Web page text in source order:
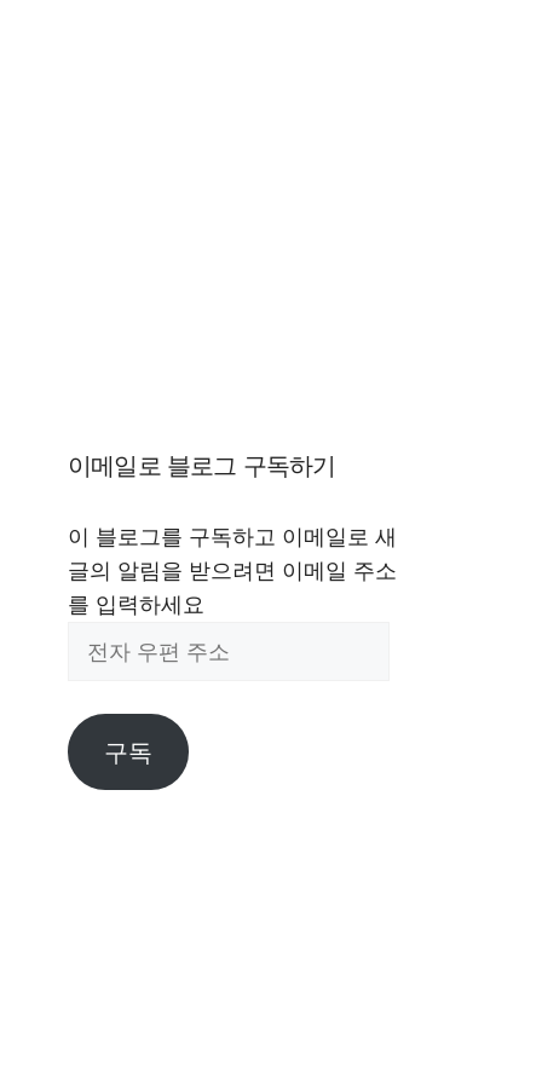
이메일로 블로그 구독하기
이 블로그를 구독하고 이메일로 새
글의 알림을 받으려면 이메일 주소
를 입력하세요
편
주
구독